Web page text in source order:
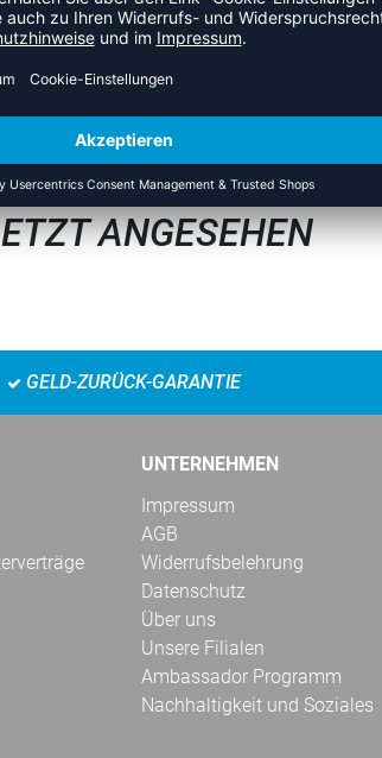
Ganzen zusammengehalten wird -
und unter dem Trikot an kalten
ANGESEHEN
GELD-ZURÜCK-GARANTIE
UNTERNEHMEN
Impressum
AGB
Widerrufsbelehrung
Datenschutz
Über uns
Unsere Filialen
Ambassador Programm
Nachhaltigkeit und Soziales